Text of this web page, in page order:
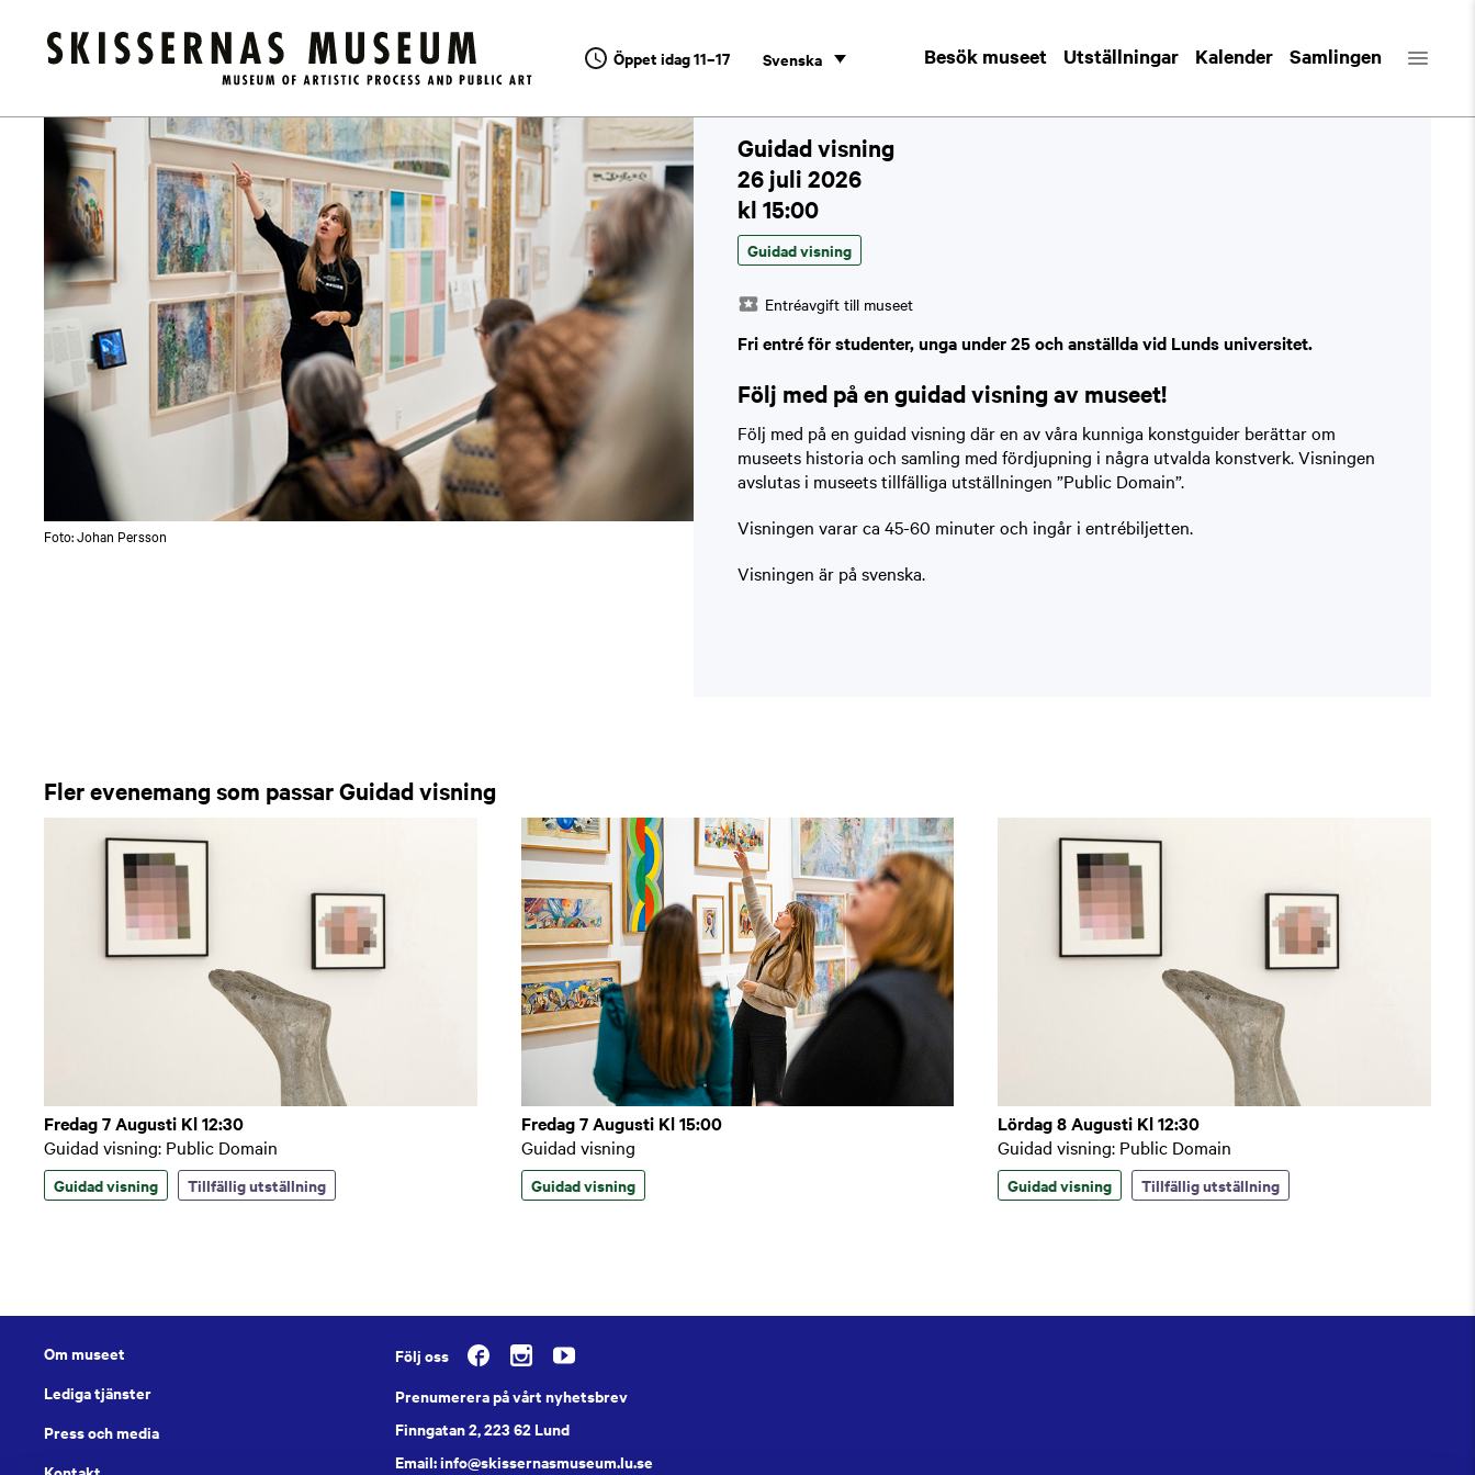
Öppet idag 11–17 Svenska Besök museet Utställningar Kalender Samlingen
Kalender / Guidad visning
Foto: Johan Persson
Guidad visning
26 juli 2026
kl 15:00
Guidad visning
Entréavgift till museet
Fri entré för studenter, unga under 25 och anställda vid Lunds universitet.
Följ med på en guidad visning av museet!
Följ med på en guidad visning där en av våra kunniga konstguider berättar om
museets historia och samling med fördjupning i några utvalda konstverk. Visningen
avslutas i museets tillfälliga utställningen ”Public Domain”.
Visningen varar ca 45-60 minuter och ingår i entrébiljetten.
Visningen är på svenska.
Fler evenemang som passar Guidad visning
Fredag 7 Augusti Kl 12:30
Guidad visning: Public Domain
Guidad visning Tillfällig utställning
Fredag 7 Augusti Kl 15:00
Guidad visning
Guidad visning
Lördag 8 Augusti Kl 12:30
Guidad visning: Public Domain
Guidad visning Tillfällig utställning
Om museet
Lediga tjänster
Press och media
Följ oss
Prenumerera på vårt nyhetsbrev
Finngatan 2, 223 62 Lund
Email: info@skissernasmuseum.lu.se